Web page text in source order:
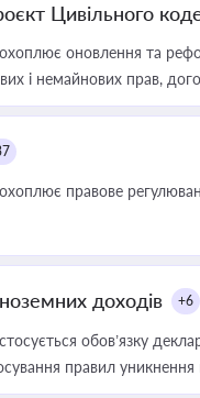
Цивільного
оновлення та
і немайнових прав,
правове
доходів +6
обов’язку
правил